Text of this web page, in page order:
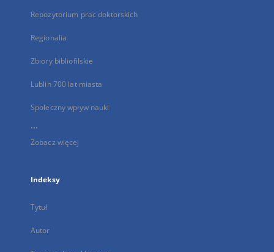
Repozytorium prac doktorskich
Regionalia
Zbiory bibliofilskie
Lublin 700 lat miasta
Społeczny wpływ nauki
...
Zobacz więcej
Indeksy
Tytuł
Autor